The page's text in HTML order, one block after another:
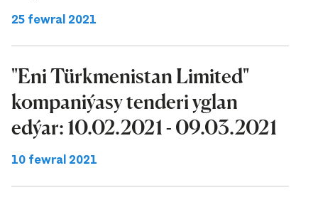
25 fewral 2021
"Eni Türkmenistan Limited"
kompaniýasy tenderi yglan
edýar: 10.02.2021 - 09.03.2021
10 fewral 2021